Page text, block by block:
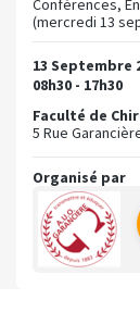
Conférences,
(mercredi 13
13 Septembre
08h30 - 17h30
Faculté de
5 Rue
Organisé par